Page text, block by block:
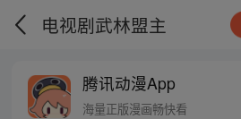
电视剧武林盟主
腾讯动漫App
海量正版漫画畅快看